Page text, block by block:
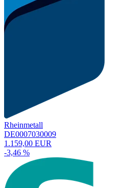
Rheinmetall
DE0007030009
1.159,00 EUR
-3,46 %